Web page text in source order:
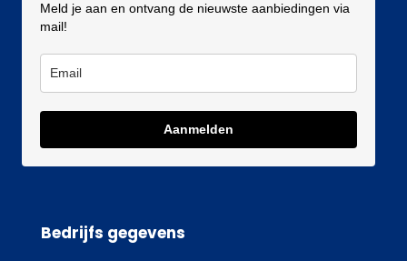
Meld je aan en ontvang de nieuwste aanbiedingen via
mail!
Aanmelden
Bedrijfs gegevens